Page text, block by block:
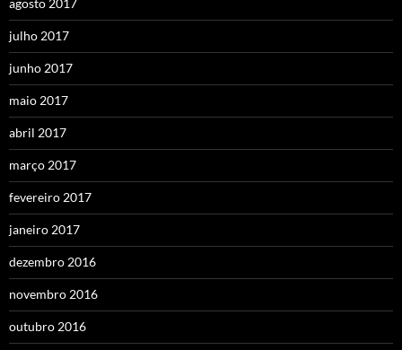
agosto 2017
julho 2017
junho 2017
maio 2017
abril 2017
março 2017
fevereiro 2017
janeiro 2017
dezembro 2016
novembro 2016
outubro 2016